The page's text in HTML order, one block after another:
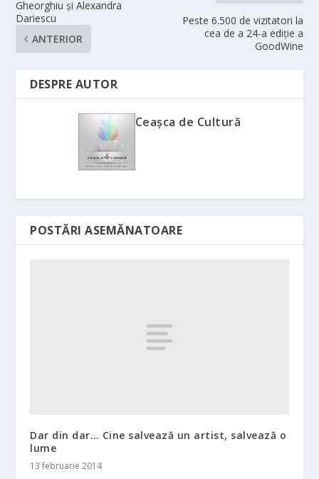
Gheorghiu și Alexandra
Dariescu
ANTERIOR
Peste 6.500 de vizitatori la
cea de a 24-a ediție a
GoodWine
DESPRE AUTOR
Ceașca de Cultură
POSTĂRI ASEMĂNATOARE
Dar din dar… Cine salvează un artist, salvează o
lume
13 februarie 2014